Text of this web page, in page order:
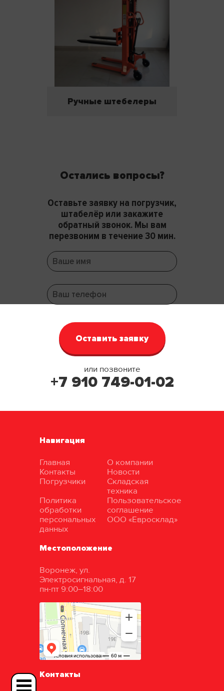
Ручные штебелеры
Остались вопросы?
Оставьте заявку на погрузчик,
штабелёр или закажите
обратный звонок. Мы вам
перезвоним в течение 30 мин.
или позвоните
+7 910 749-01-02
Навигация
Главная
О компании
Контакты
Новости
Погрузчики
Складская
техника
Политика
обработки
персональных
данных
Пользовательское
соглашение
ООО «Евросклад»
Местоположение
Воронеж, ул.
Электросигнальная, д. 17
пн-пт 9:00–18:00
Контакты